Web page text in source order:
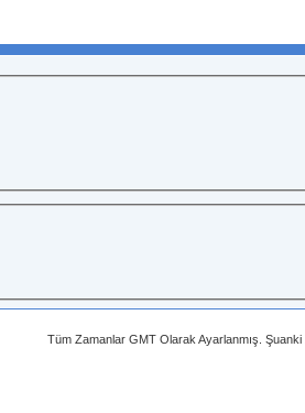
Tüm Zamanlar GMT Olarak Ayarlanmış. Şuanki